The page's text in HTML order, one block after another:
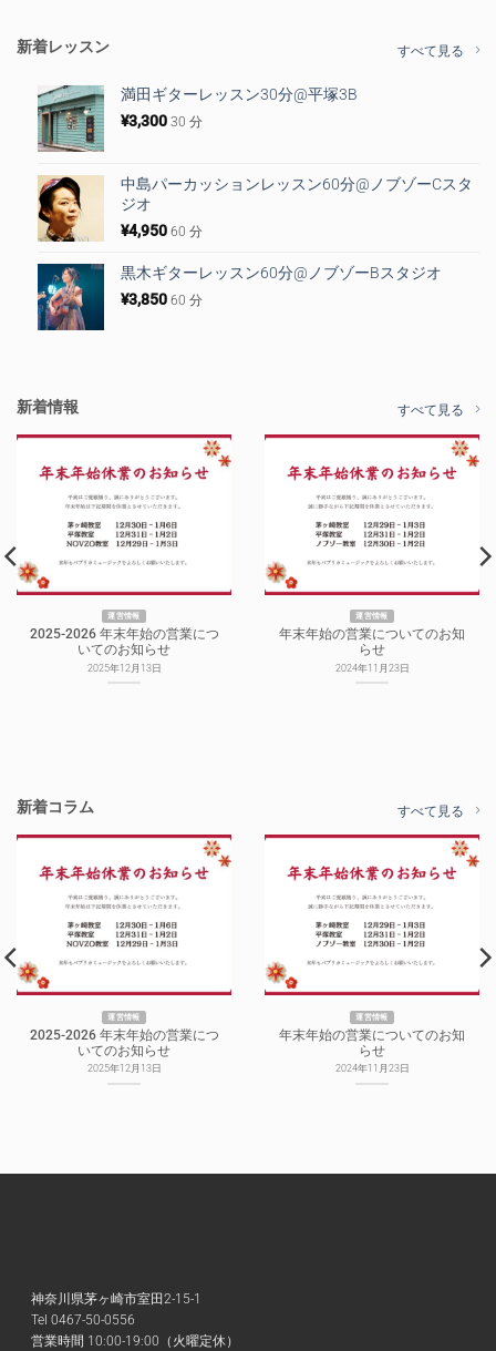
新着レッスン すべて見る
満田ギターレッスン30分@平塚3B
¥3,300 30 分
中島パーカッションレッスン60分@ノブゾーCスタ
ジオ
¥4,950 60 分
黒木ギターレッスン60分@ノブゾーBスタジオ
¥3,850 60 分
新着情報 すべて見る
運営情報
2025-2026 年末年始の営業につ
いてのお知らせ
2025年12月13日
運営情報
年末年始の営業についてのお知
らせ
2024年11月23日
新着コラム すべて見る
運営情報
2025-2026 年末年始の営業につ
いてのお知らせ
2025年12月13日
運営情報
年末年始の営業についてのお知
らせ
2024年11月23日
神奈川県茅ヶ崎市室田2-15-1
Tel 0467-50-0556
営業時間 10:00-19:00（火曜定休）